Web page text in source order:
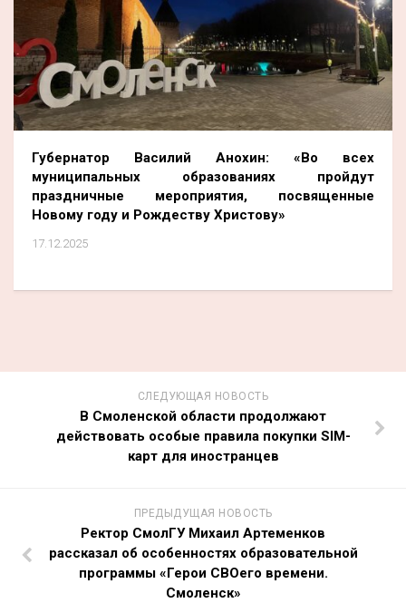
Губернатор Василий Анохин: «Во всех
муниципальных образованиях пройдут
праздничные мероприятия, посвященные
Новому году и Рождеству Христову»
17.12.2025
СЛЕДУЮЩАЯ НОВОСТЬ
В Смоленской области продолжают
действовать особые правила покупки SIM-
карт для иностранцев
ПРЕДЫДУЩАЯ НОВОСТЬ
Ректор СмолГУ Михаил Артеменков
рассказал об особенностях образовательной
программы «Герои СВОего времени.
Смоленск»